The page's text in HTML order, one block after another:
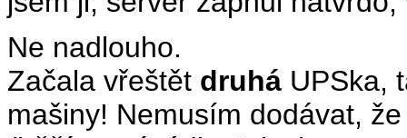
Ne nadlouho.
Začala vřeštět druhá UPSka,
mašiny! Nemusím dodávat,